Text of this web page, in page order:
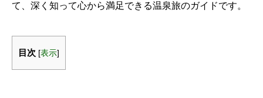
て、深く知って心から満足できる温泉旅のガイドです。
目次 [表示]